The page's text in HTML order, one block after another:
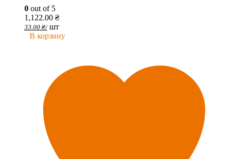
0 out of 5
1,122.00 ₴
33.00 ₴/ шт
В корзину